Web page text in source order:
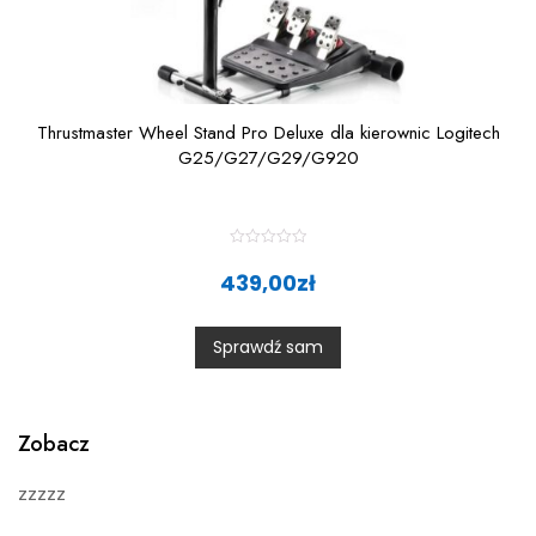
Thrustmaster Wheel Stand Pro Deluxe dla kierownic Logitech
G25/G27/G29/G920
t
0
o
u
t
439,00zł
Sprawdź sam
Zobacz
zzzzz